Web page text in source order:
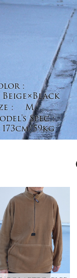
:
Beige×Black
:
M
Spec :
173cm/59kg